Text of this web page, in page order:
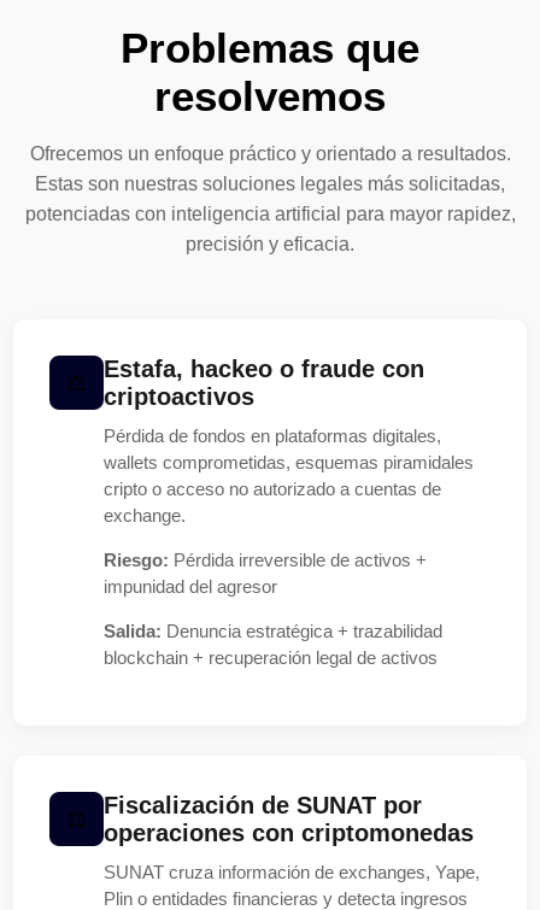
Problemas que
resolvemos
Ofrecemos un enfoque práctico y orientado a resultados.
Estas son nuestras soluciones legales más solicitadas,
potenciadas con inteligencia artificial para mayor rapidez,
precisión y eficacia.
Estafa, hackeo o fraude con
criptoactivos
Pérdida de fondos en plataformas digitales,
wallets comprometidas, esquemas piramidales
cripto o acceso no autorizado a cuentas de
exchange.
Riesgo: Pérdida irreversible de activos +
impunidad del agresor
Salida: Denuncia estratégica + trazabilidad
blockchain + recuperación legal de activos
Fiscalización de SUNAT por
operaciones con criptomonedas
SUNAT cruza información de exchanges, Yape,
Plin o entidades financieras y detecta ingresos